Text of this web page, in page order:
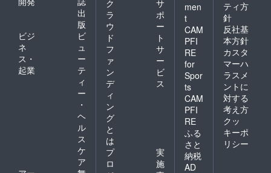
出
版
ビジ
ネ
ス・
起業
ビ
ュ
ー
テ
ィ
ー
・
ヘ
ル
ス
ケ
ア
ク
ラ
ウ
ド
フ
ァ
ン
デ
ィ
ン
グ
と
は
サ
ポ
ー
ト
サ
ー
ビ
ス
プ
ロ
実
施
men
t
CAM
PFI
RE
for
Spor
ts
CAM
PFI
RE
ふる
さと
納税
AD
ティ方
針
反社基
本方針
カスタ
マーハ
ラスメ
ントに
対する
考え方
クッ
キーポ
リシー